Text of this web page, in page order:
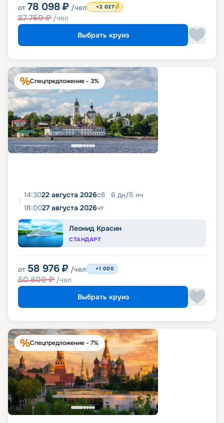
от 78 098 ₽ /чел
87 750₽ /чел
+2 027
Выбрать круиз
Спецпредложение - 3%
14:3022 августа 2026сб 6 дн/5 нч
18:0027 августа 2026чт
Леонид Красин
СТАНДАРТ
от 58 976 ₽ /чел
60 800₽ /чел
+1 000
Выбрать круиз
Спецпредложение - 7%